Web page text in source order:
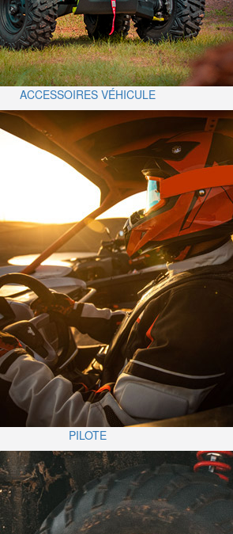
ACCESSOIRES VÉHICULE
PILOTE